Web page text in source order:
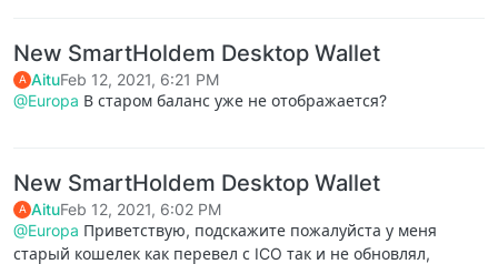
New SmartHoldem Desktop Wallet
A AituFeb 12, 2021, 6:21 PM
@Europa В старом баланс уже не отображается?
New SmartHoldem Desktop Wallet
A AituFeb 12, 2021, 6:02 PM
@Europa Приветствую, подскажите пожалуйста у меня
старый кошелек как перевел с ICO так и не обновлял,